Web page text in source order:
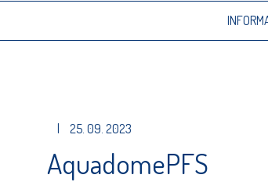
| 25. 09. 2023
AquadomePFS